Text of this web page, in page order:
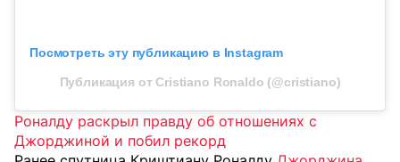
Посмотреть эту публикацию в Instagram
Публикация от Cristiano Ronaldo (@cristiano)
Роналду раскрыл правду об отношениях с
Джорджиной и побил рекорд